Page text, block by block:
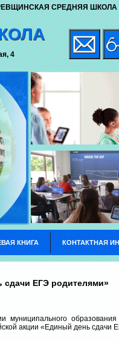
4
СРЕДНЯЯ ШКОЛА
КНИГА КОНТАКТНАЯ
сдачи ЕГЭ родителями»
муниципального
акции «Единый день сдачи